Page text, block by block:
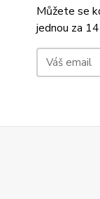
Můžete se
jednou za